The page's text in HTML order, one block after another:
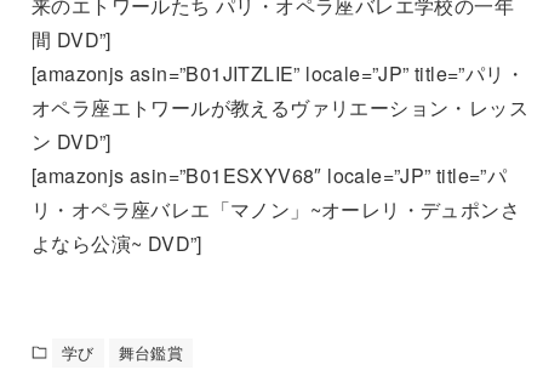
間 DVD”]
[amazonjs asin=”B01JITZLIE” locale=”JP” title=”パリ・
オペラ座エトワールが教えるヴァリエーション・レッス
ン DVD”]
[amazonjs asin=”B01ESXYV68″ locale=”JP” title=”パ
リ・オペラ座バレエ「マノン」~オーレリ・デュポンさ
よなら公演~ DVD”]
学び
舞台鑑賞